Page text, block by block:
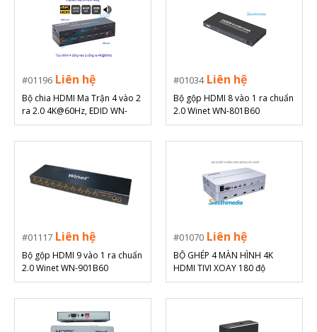
01196 Liên hệ
Bộ chia HDMI Ma Trận 4 vào 2
ra 2.0 4K@60Hz, EDID WN-
WN402M20 Winet
01034 Liên hệ
Bộ gộp HDMI 8 vào 1 ra chuẩn
2.0 Winet WN-801B60
01117 Liên hệ
Bộ gộp HDMI 9 vào 1 ra chuẩn
2.0 Winet WN-901B60
01070 Liên hệ
BỘ GHÉP 4 MÀN HÌNH 4K
HDMI TIVI XOAY 180 độ
BOWU.